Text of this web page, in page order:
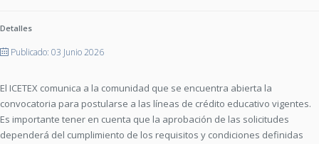
Detalles
Publicado: 03 Junio 2026
El ICETEX comunica a la comunidad que se encuentra abierta la
convocatoria para postularse a las líneas de crédito educativo vigentes.
Es importante tener en cuenta que la aprobación de las solicitudes
dependerá del cumplimiento de los requisitos y condiciones definidas